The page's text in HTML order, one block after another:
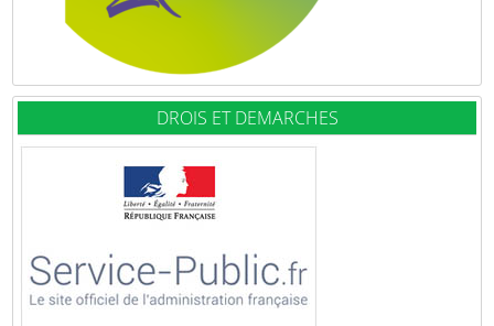
DROIS ET DEMARCHES